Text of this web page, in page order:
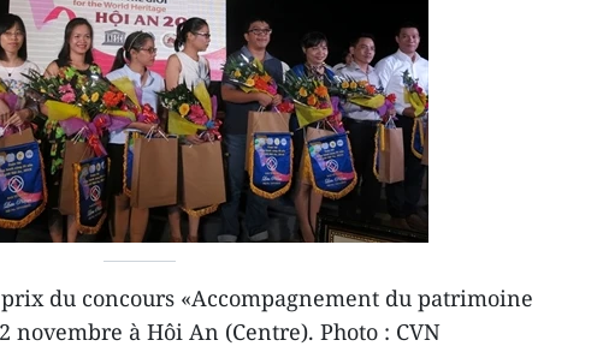
du concours «Accompagnement du patrimoine
novembre à Hôi An (Centre). Photo : CVN